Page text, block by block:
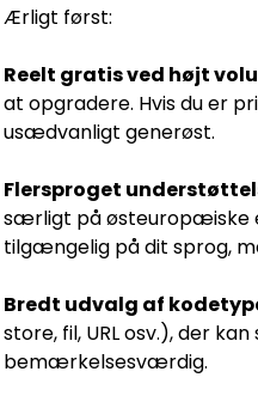
Ærligt først:
Reelt gratis ved højt
at opgradere. Hvis du er
usædvanligt generøst.
Flersproget
særligt på østeuropæiske
tilgængelig på dit sprog,
Bredt udvalg af
store, fil, URL osv.), der
bemærkelsesværdig.